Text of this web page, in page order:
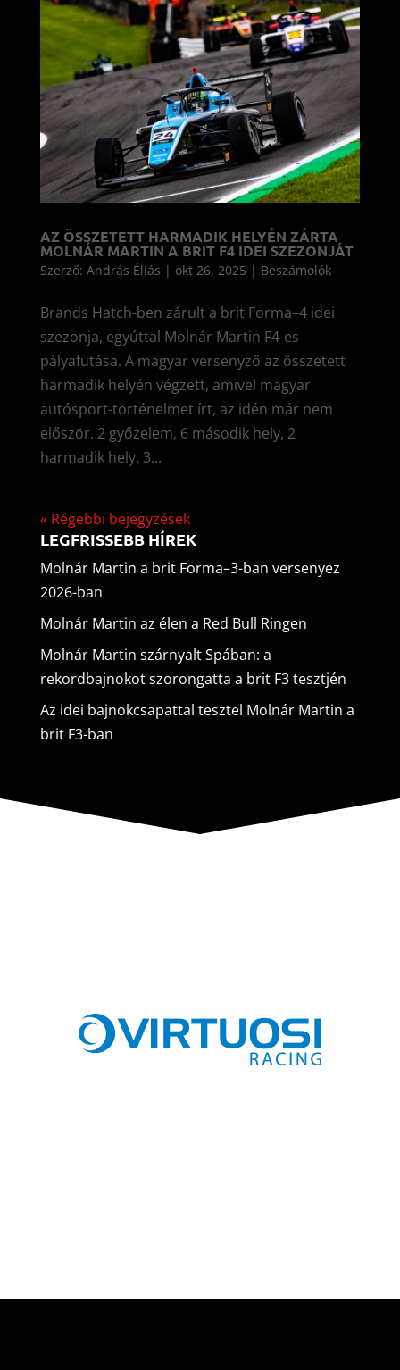
AZ ÖSSZETETT HARMADIK HELYÉN ZÁRTA
MOLNÁR MARTIN A BRIT F4 IDEI SZEZONJÁT
Szerző: András Éliás | okt 26, 2025 | Beszámolók
Brands Hatch-ben zárult a brit Forma–4 idei
szezonja, egyúttal Molnár Martin F4-es
pályafutása. A magyar versenyző az összetett
harmadik helyén végzett, amivel magyar
autósport-történelmet írt, az idén már nem
először. 2 győzelem, 6 második hely, 2
harmadik hely, 3...
« Régebbi bejegyzések
LEGFRISSEBB HÍREK
Molnár Martin a brit Forma–3-ban versenyez
2026-ban
Molnár Martin az élen a Red Bull Ringen
Molnár Martin szárnyalt Spában: a
rekordbajnokot szorongatta a brit F3 tesztjén
Az idei bajnokcsapattal tesztel Molnár Martin a
brit F3-ban